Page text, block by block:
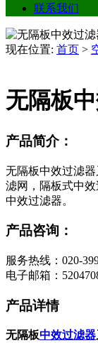
联系我们
现在位置: 首页 >
无隔板
产品简介：
无隔板中效过滤
滤网，隔板式中
中效过滤器。
产品咨询：
服务热线：020-
电子邮箱：
产品详情
无隔板中效过滤器